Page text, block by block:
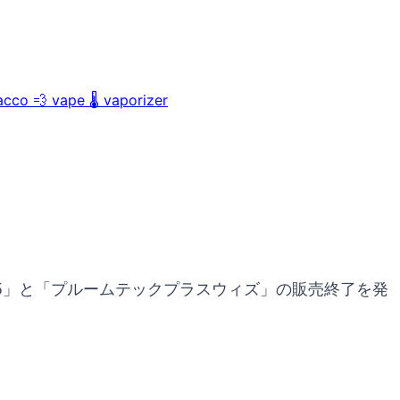
💨 vape 🌡️ vaporizer
と「プルームテックプラスウィズ」の販売終了を発